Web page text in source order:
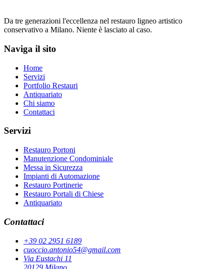
Da tre generazioni l'eccellenza nel restauro ligneo artistico
conservativo a Milano. Niente è lasciato al caso.
Naviga il sito
Home
Servizi
Portfolio Restauri
Antiquariato
Chi siamo
Contattaci
Servizi
Restauro Portoni
Manutenzione Condominiale
Messa in Sicurezza
Impianti di Automazione
Restauro Portinerie
Restauro Portali di Chiese
Antiquariato
Contattaci
+39 02 2951 6189
cuoccio.antonio54@gmail.com
Via Eustachi 11
20129 Milano